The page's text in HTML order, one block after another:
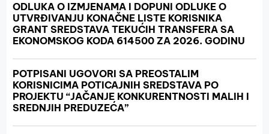
ODLUKA O IZMJENAMA I DOPUNI ODLUKE O
UTVRĐIVANJU KONAČNE LISTE KORISNIKA
GRANT SREDSTAVA TEKUĆIH TRANSFERA SA
EKONOMSKOG KODA 614500 ZA 2026. GODINU
POTPISANI UGOVORI SA PREOSTALIM
KORISNICIMA POTICAJNIH SREDSTAVA PO
PROJEKTU “JAČANJE KONKURENTNOSTI MALIH I
SREDNJIH PREDUZEĆA”